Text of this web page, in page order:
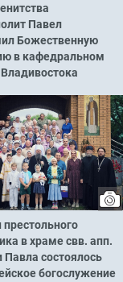
Павел
Божественную
в кафедральном
престольного
в храме свв. апп.
Павла состоялось
богослужение